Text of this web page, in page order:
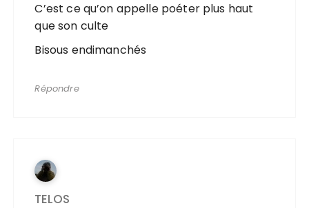
C’est ce qu’on appelle poéter plus haut
que son culte
Bisous endimanchés
Répondre
TELOS